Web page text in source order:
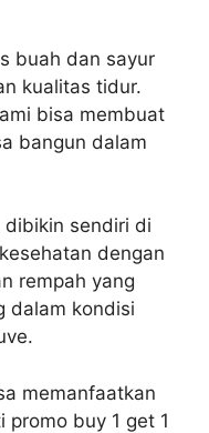
buah dan sayur
kualitas tidur.
bisa membuat
bangun dalam
sendiri di
dengan
rempah yang
dalam kondisi
memanfaatkan
promo buy 1 get 1